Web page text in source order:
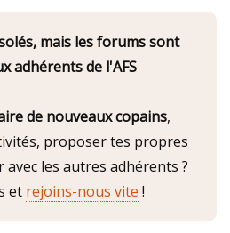
mais les forums sont
adhérents de l'AFS
de nouveaux copains,
proposer tes propres
les autres adhérents ?
et rejoins-nous vite !